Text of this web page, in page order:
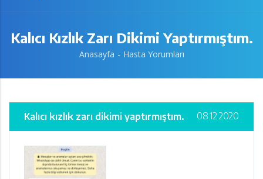
Kalıcı Kızlık Zarı Dikimi Yaptırmıştım.
Anasayfa Hasta Yorumları
Kalıcı kızlık zarı dikimi yaptırmıştım. 08.12.2020